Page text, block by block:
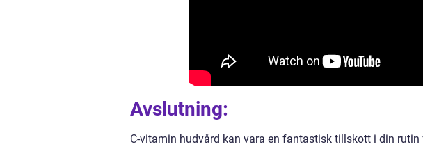
Avslutning:
C-vitamin hudvård kan vara en fantastisk tillskott i din